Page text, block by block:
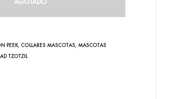
AGOTADO
PEEK, COLLARES MASCOTAS, MASCOTAS
TZOTZIL